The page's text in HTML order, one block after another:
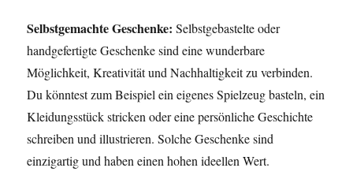
Selbstgemachte Geschenke: Selbstgebastelte oder
handgefertigte Geschenke sind eine wunderbare
Möglichkeit, Kreativität und Nachhaltigkeit zu verbinden.
Du könntest zum Beispiel ein eigenes Spielzeug basteln, ein
Kleidungsstück stricken oder eine persönliche Geschichte
schreiben und illustrieren. Solche Geschenke sind
einzigartig und haben einen hohen ideellen Wert.